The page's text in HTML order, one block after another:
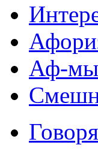
Аф-мы